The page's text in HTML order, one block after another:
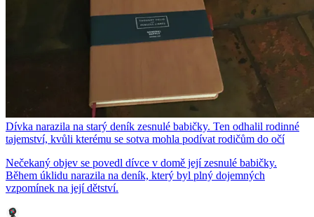
Dívka narazila na starý deník zesnulé babičky. Ten odhalil rodinné
tajemství, kvůli kterému se sotva mohla podívat rodičům do očí
Nečekaný objev se povedl dívce v domě její zesnulé babičky.
Během úklidu narazila na deník, který byl plný dojemných
vzpomínek na její dětství.